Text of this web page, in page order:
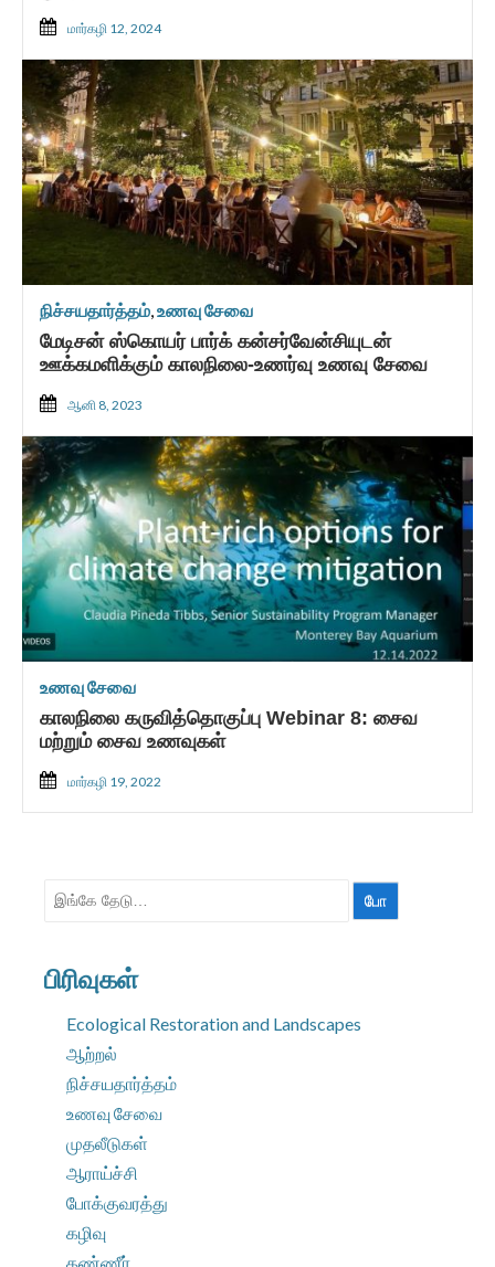
மார்கழி 12, 2024
நிச்சயதார்த்தம்,உணவு சேவை
மேடிசன் ஸ்கொயர் பார்க் கன்சர்வேன்சியுடன்
ஊக்கமளிக்கும் காலநிலை-உணர்வு உணவு சேவை
ஆனி 8, 2023
உணவு சேவை
காலநிலை கருவித்தொகுப்பு Webinar 8: சைவ
மற்றும் சைவ உணவுகள்
மார்கழி 19, 2022
தேட:
பிரிவுகள்
Ecological Restoration and Landscapes
ஆற்றல்
நிச்சயதார்த்தம்
உணவு சேவை
முதலீடுகள்
ஆராய்ச்சி
போக்குவரத்து
கழிவு
தண்ணீர்